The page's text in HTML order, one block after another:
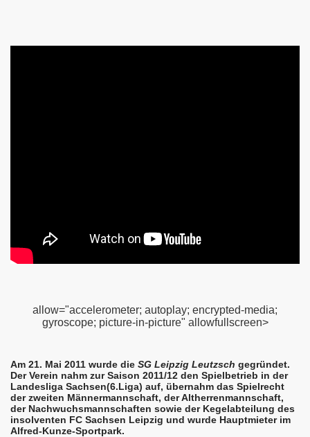
allow="accelerometer; autoplay; encrypted-media;
gyroscope; picture-in-picture" allowfullscreen>
Am 21. Mai 2011 wurde die SG Leipzig Leutzsch gegründet.
Der Verein nahm zur Saison 2011/12 den Spielbetrieb in der
Landesliga Sachsen(6.Liga) auf, übernahm das Spielrecht
der zweiten Männermannschaft, der Altherrenmannschaft,
der Nachwuchsmannschaften sowie der Kegelabteilung des
insolventen FC Sachsen Leipzig und wurde Hauptmieter im
Alfred-Kunze-Sportpark.